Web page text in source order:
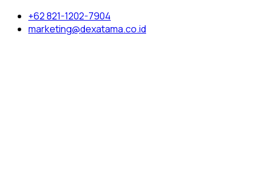
+62 821-1202-7904
marketing@dexatama.co.id